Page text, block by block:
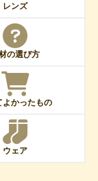
レンズ
の選び方
よかったもの
ウェア